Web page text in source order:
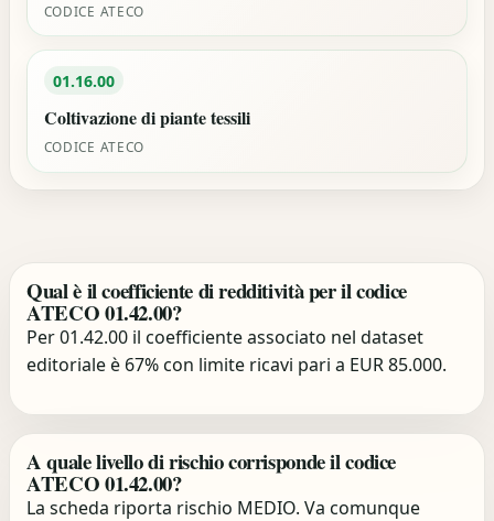
CODICE ATECO
01.16.00
Coltivazione di piante tessili
CODICE ATECO
Qual è il coefficiente di redditività per il codice
ATECO 01.42.00?
Per 01.42.00 il coefficiente associato nel dataset
editoriale è 67% con limite ricavi pari a EUR 85.000.
A quale livello di rischio corrisponde il codice
ATECO 01.42.00?
La scheda riporta rischio MEDIO. Va comunque